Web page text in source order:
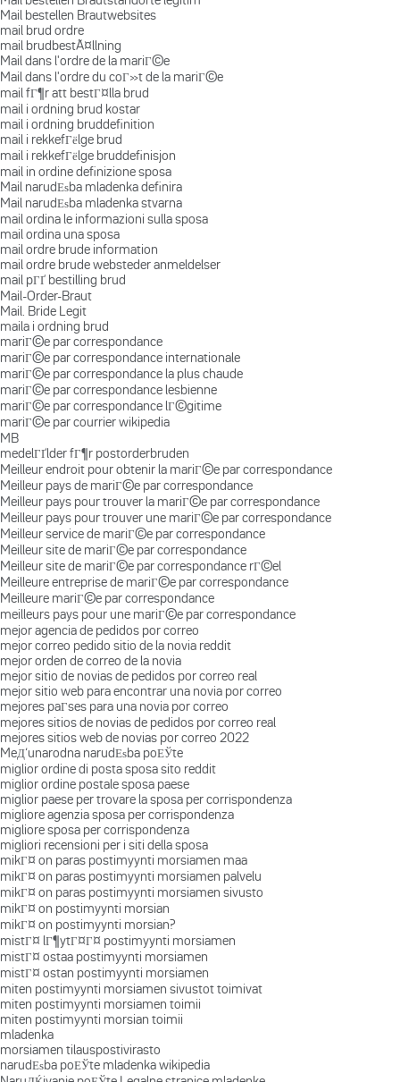
Mail bestellen Brautwebsites
mail brud ordre
mail brudbestÃ¤llning
Mail dans l'ordre de la mariГ©e
Mail dans l'ordre du coГ»t de la mariГ©e
mail fГ¶r att bestГ¤lla brud
mail i ordning brud kostar
mail i ordning bruddefinition
mail i rekkefГёlge brud
mail i rekkefГёlge bruddefinisjon
mail in ordine definizione sposa
Mail narudЕѕba mladenka definira
Mail narudЕѕba mladenka stvarna
mail ordina le informazioni sulla sposa
mail ordina una sposa
mail ordre brude information
mail ordre brude websteder anmeldelser
mail pГҐ bestilling brud
Mail-Order-Braut
Mail. Bride Legit
maila i ordning brud
mariГ©e par correspondance
mariГ©e par correspondance internationale
mariГ©e par correspondance la plus chaude
mariГ©e par correspondance lesbienne
mariГ©e par correspondance lГ©gitime
mariГ©e par courrier wikipedia
MB
medelГҐlder fГ¶r postorderbruden
Meilleur endroit pour obtenir la mariГ©e par correspondance
Meilleur pays de mariГ©e par correspondance
Meilleur pays pour trouver la mariГ©e par correspondance
Meilleur pays pour trouver une mariГ©e par correspondance
Meilleur service de mariГ©e par correspondance
Meilleur site de mariГ©e par correspondance
Meilleur site de mariГ©e par correspondance rГ©el
Meilleure entreprise de mariГ©e par correspondance
Meilleure mariГ©e par correspondance
meilleurs pays pour une mariГ©e par correspondance
mejor agencia de pedidos por correo
mejor correo pedido sitio de la novia reddit
mejor orden de correo de la novia
mejor sitio de novias de pedidos por correo real
mejor sitio web para encontrar una novia por correo
mejores paГ­ses para una novia por correo
mejores sitios de novias de pedidos por correo real
mejores sitios web de novias por correo 2022
MeД‘unarodna narudЕѕba poЕЎte
miglior ordine di posta sposa sito reddit
miglior ordine postale sposa paese
miglior paese per trovare la sposa per corrispondenza
migliore agenzia sposa per corrispondenza
migliore sposa per corrispondenza
migliori recensioni per i siti della sposa
mikГ¤ on paras postimyynti morsiamen maa
mikГ¤ on paras postimyynti morsiamen palvelu
mikГ¤ on paras postimyynti morsiamen sivusto
mikГ¤ on postimyynti morsian
mikГ¤ on postimyynti morsian?
mistГ¤ lГ¶ytГ¤Г¤ postimyynti morsiamen
mistГ¤ ostaa postimyynti morsiamen
mistГ¤ ostan postimyynti morsiamen
miten postimyynti morsiamen sivustot toimivat
miten postimyynti morsiamen toimii
miten postimyynti morsian toimii
mladenka
morsiamen tilauspostivirasto
narudЕѕba poЕЎte mladenka wikipedia